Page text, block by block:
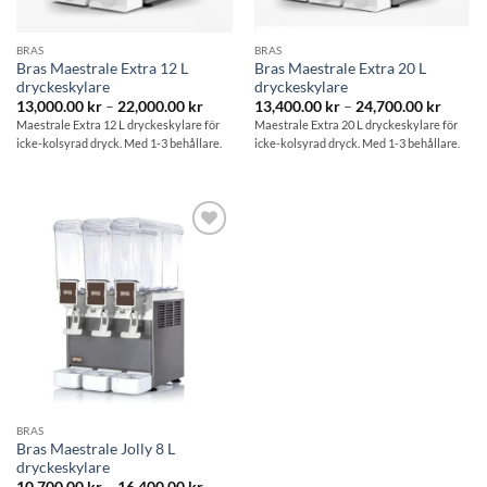
BRAS
Bras Maestrale Extra 12 L
dryckeskylare
13,000.00 kr – 22,000.00 krPrisintervall:
13,000.00 kr
till
22,000.00 kr
Maestrale Extra 12 L dryckeskylare för
icke-kolsyrad dryck. Med 1-3 behållare.
BRAS
Bras Maestrale Extra 20 L
dryckeskylare
13,400.00 kr – 24,700.00 kr
till
Maestrale Extra 20 L dryckeskylare för
icke-kolsyrad dryck. Med 1-3 behållare.
BRAS
Bras Maestrale Jolly 8 L
dryckeskylare